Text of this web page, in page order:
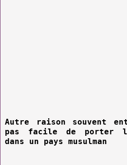
Autre raison souvent
pas facile de porter
dans un pays musulman